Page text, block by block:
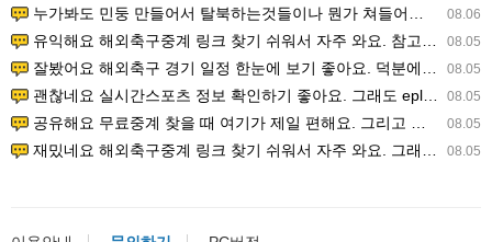
08.06
누가봐도 민둥 만들어서 탈북하는것들이나 뭔가 쳐들어오는 낌새를 미리 알아차리기 위함이지 저걸 전쟁준비라고 하…
08.05
유익해요 해외축구중계 링크 찾기 쉬워서 자주 와요. 참고로 무료스포츠중계 정보 확인할 때 출처 꼭 체크해요.…
08.05
잘봤어요 해외축구 경기 일정 한눈에 보기 좋아요. 덕분에 epl중계 볼 때 공식 중계 채널 먼저 찾아봐요. …
08.05
괜찮네요 실시간스포츠 정보 확인하기 좋아요. 그래도 epl중계 볼 때 공식 중계 채널 먼저 찾아봐요. 북마크…
08.05
공유해요 무료중계 찾을 때 여기가 제일 편해요. 그리고 무료스포츠중계 정보 확인할 때 출처 꼭 체크해요. 앞…
08.05
재밌네요 해외축구중계 링크 찾기 쉬워서 자주 와요. 그래서 해외축구중계도 정식 서비스로 봐야 안전해요. 다음…